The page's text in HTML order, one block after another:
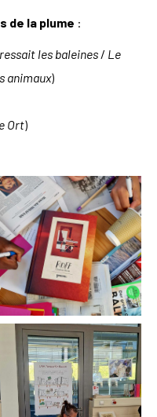
de la plume :
les baleines / Le
animaux)
Ort)